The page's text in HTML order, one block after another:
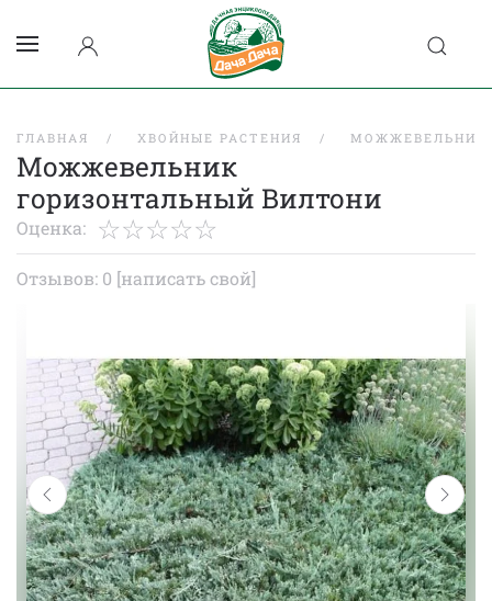
ГЛАВНАЯ ХВОЙНЫЕ РАСТЕНИЯ МОЖЖЕВЕЛЬНИК
Можжевельник
горизонтальный Вилтони
Оценка:
Отзывов: 0 [написать свой]